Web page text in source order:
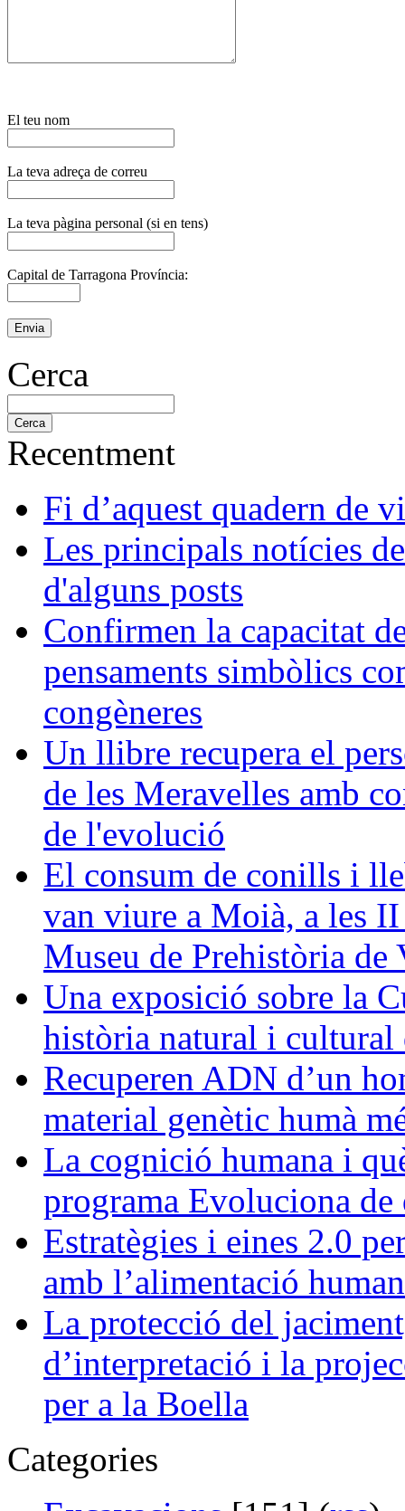
El teu nom
La teva adreça de correu
La teva pàgina personal (si en tens)
Capital de Tarragona Província:
Cerca
Recentment
Fi d’aquest quadern de
Les principals notícies
d'alguns posts
Confirmen la capacitat
pensaments simbòlics
congèneres
Un llibre recupera el
de les Meravelles amb
de l'evolució
El consum de conills i
van viure a Moià, a les
Museu de Prehistòria de
Una exposició sobre la
història natural i cultural
Recuperen ADN d’un
material genètic humà
La cognició humana i
programa Evoluciona de
Estratègies i eines 2.0
amb l’alimentació
La protecció del
d’interpretació i la
per a la Boella
Categories